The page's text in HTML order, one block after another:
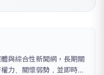
與綜合性新聞網，長期關
力、關懷弱勢，並即時追